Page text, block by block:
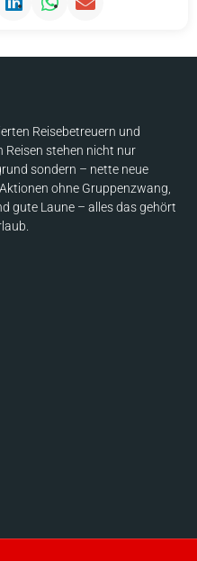
Reisebetreuern und
Reisen stehen nicht nur
sondern – nette neue
ohne Gruppenzwang,
gute Laune – alles das gehört